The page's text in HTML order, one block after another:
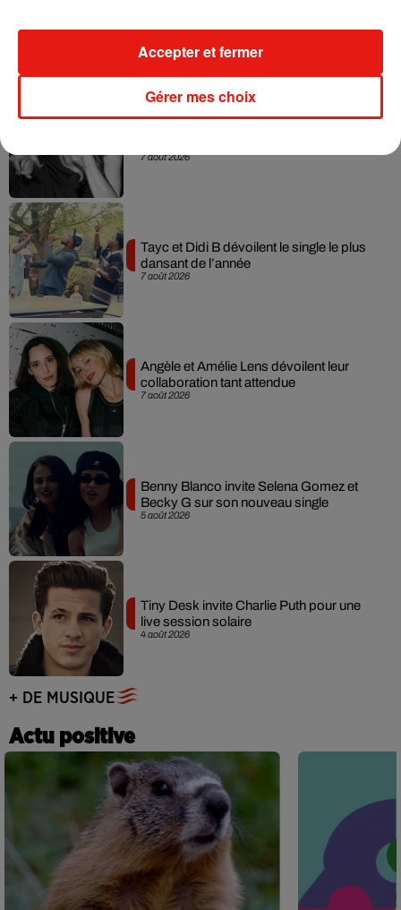
7 août 2026
7 août 2026
Tayc et Didi B dévoilent le single le plus
dansant de l’année
7 août 2026
Angèle et Amélie Lens dévoilent leur
collaboration tant attendue
5 août 2026
Benny Blanco invite Selena Gomez et
Becky G sur son nouveau single
4 août 2026
Tiny Desk invite Charlie Puth pour une
live session solaire
+ DE MUSIQUE
Actu positive
Gérer mes choix
Accepter et fermer